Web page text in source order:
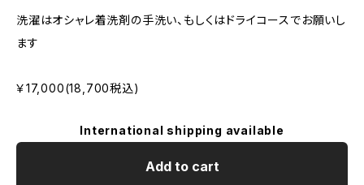
洗濯はオシャレ着洗剤の手洗い、もしくはドライコースでお願いし
ます
￥17,000(18,700税込)
International shipping available
Add to cart